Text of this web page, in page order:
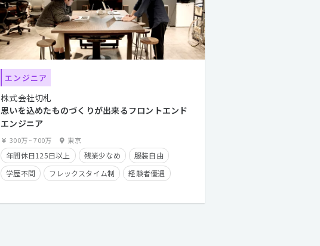
エンジニア
株式会社切札
思いを込めたものづくりが出来るフロントエンド
エンジニア
300万~700万 東京
年間休日125日以上 残業少なめ
服装自由
学歴不問
フレックスタイム制
経験者優遇